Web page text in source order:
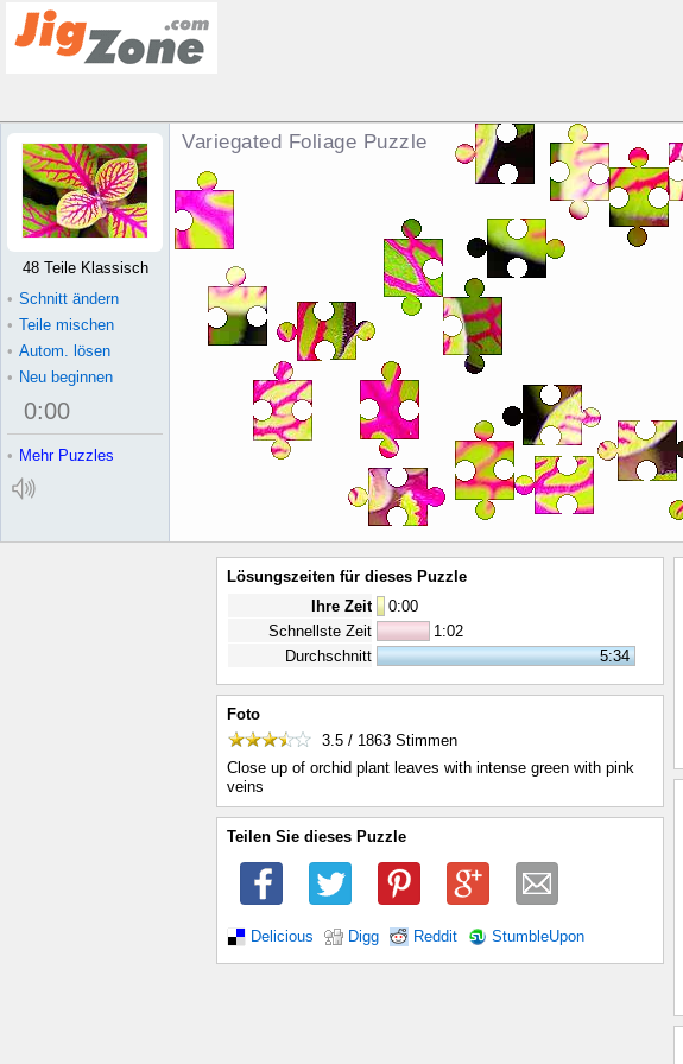
Variegated Foliage Puzzle
48 Teile Klassisch
• Schnitt ändern
• Teile mischen
• Autom. lösen
• Neu beginnen
0:00
• Mehr Puzzles
Lösungszeiten für dieses Puzzle
Ihre Zeit
0:00
Schnellste Zeit
1:02
Durchschnitt
5:34
Foto
3.5 / 1863 Stimmen
Close up of orchid plant leaves with intense green with pink
veins
Teilen Sie dieses Puzzle
Delicious Digg Reddit StumbleUpon